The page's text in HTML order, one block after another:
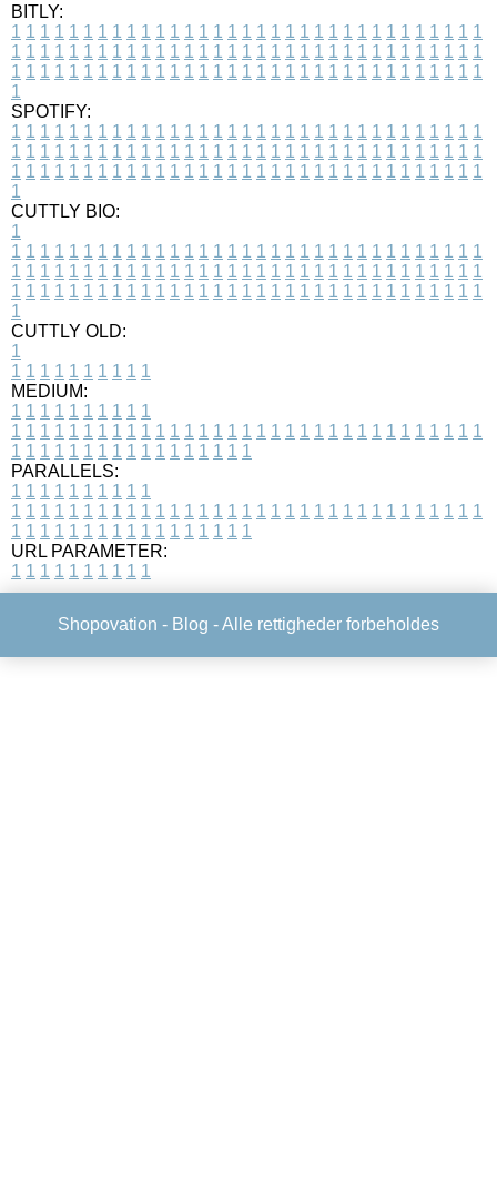
BITLY:
1 1 1 1 1 1 1 1 1 1 1 1 1 1 1 1 1 1 1 1 1 1 1 1 1 1 1 1 1 1 1 1 1
1 1 1 1 1 1 1 1 1 1 1 1 1 1 1 1 1 1 1 1 1 1 1 1 1 1 1 1 1 1 1 1 1
1 1 1 1 1 1 1 1 1 1 1 1 1 1 1 1 1 1 1 1 1 1 1 1 1 1 1 1 1 1 1 1 1
1
SPOTIFY:
1 1 1 1 1 1 1 1 1 1 1 1 1 1 1 1 1 1 1 1 1 1 1 1 1 1 1 1 1 1 1 1 1
1 1 1 1 1 1 1 1 1 1 1 1 1 1 1 1 1 1 1 1 1 1 1 1 1 1 1 1 1 1 1 1 1
1 1 1 1 1 1 1 1 1 1 1 1 1 1 1 1 1 1 1 1 1 1 1 1 1 1 1 1 1 1 1 1 1
1
CUTTLY BIO:
1
1 1 1 1 1 1 1 1 1 1 1 1 1 1 1 1 1 1 1 1 1 1 1 1 1 1 1 1 1 1 1 1 1
1 1 1 1 1 1 1 1 1 1 1 1 1 1 1 1 1 1 1 1 1 1 1 1 1 1 1 1 1 1 1 1 1
1 1 1 1 1 1 1 1 1 1 1 1 1 1 1 1 1 1 1 1 1 1 1 1 1 1 1 1 1 1 1 1 1
1
CUTTLY OLD:
1
1 1 1 1 1 1 1 1 1 1
MEDIUM:
1 1 1 1 1 1 1 1 1 1
1 1 1 1 1 1 1 1 1 1 1 1 1 1 1 1 1 1 1 1 1 1 1 1 1 1 1 1 1 1 1 1 1
1 1 1 1 1 1 1 1 1 1 1 1 1 1 1 1 1
PARALLELS:
1 1 1 1 1 1 1 1 1 1
1 1 1 1 1 1 1 1 1 1 1 1 1 1 1 1 1 1 1 1 1 1 1 1 1 1 1 1 1 1 1 1 1
1 1 1 1 1 1 1 1 1 1 1 1 1 1 1 1 1
URL PARAMETER:
1 1 1 1 1 1 1 1 1 1
Shopovation - Blog - Alle rettigheder forbeholdes